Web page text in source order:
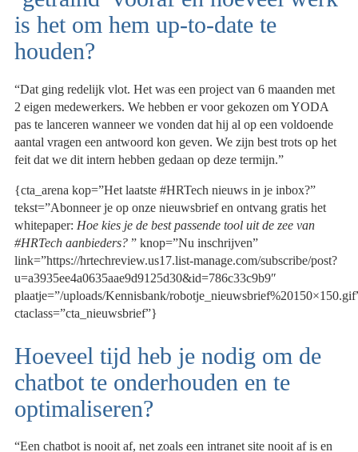
is het om hem up-to-date te
houden?
“Dat ging redelijk vlot. Het was een project van 6 maanden met
2 eigen medewerkers. We hebben er voor gekozen om YODA
pas te lanceren wanneer we vonden dat hij al op een voldoende
aantal vragen een antwoord kon geven. We zijn best trots op het
feit dat we dit intern hebben gedaan op deze termijn.”
{cta_arena kop=”Het laatste #HRTech nieuws in je inbox?”
tekst=”Abonneer je op onze nieuwsbrief en ontvang gratis het
whitepaper: Hoe kies je de best passende tool uit de zee van
#HRTech aanbieders?” knop=”Nu inschrijven”
link=”https://hrtechreview.us17.list-manage.com/subscribe/post?
u=a3935ee4a0635aae9d9125d30&id=786c33c9b9″
plaatje=”/uploads/Kennisbank/
ctaclass=”cta_nieuwsbrief”}
Hoeveel tijd heb je nodig om de
chatbot te onderhouden en te
optimaliseren?
“Een chatbot is nooit af, net zoals een intranet site nooit af is en